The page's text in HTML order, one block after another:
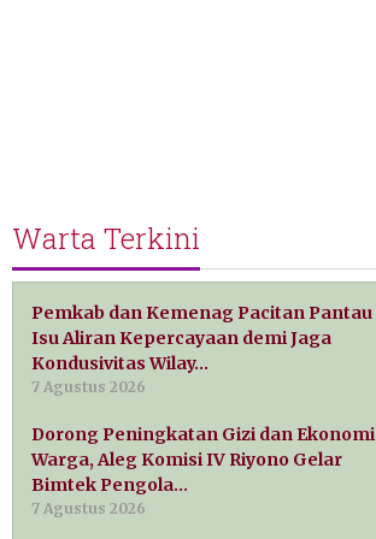
Warta Terkini
Pemkab dan Kemenag Pacitan Pantau
Isu Aliran Kepercayaan demi Jaga
Kondusivitas Wilay…
7 Agustus 2026
Dorong Peningkatan Gizi dan Ekonomi
Warga, Aleg Komisi IV Riyono Gelar
Bimtek Pengola…
7 Agustus 2026